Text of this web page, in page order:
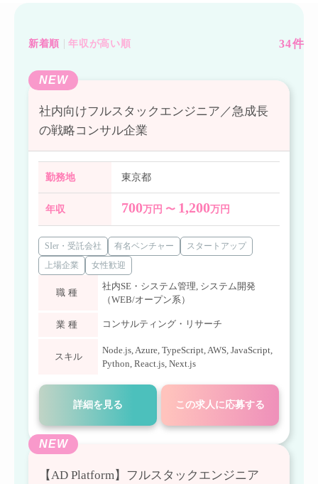
34件
新着順 年収が高い順
NEW
社内向けフルスタックエンジニア／急成長
の戦略コンサル企業
勤務地 東京都
年収 700万円 〜 1,200万円
SIer・受託会社 有名ベンチャー
スタートアップ
上場企業
女性歓迎
職種
社内SE・システム管理, システム開発
（WEB/オープン系）
業種 コンサルティング・リサーチ
スキル
Node.js,Azure, TypeScript,AWS, JavaScript,
Python, React.js, Next.js
詳細を見る この求人に応募する
NEW
【AD Platform】フルスタックエンジニア